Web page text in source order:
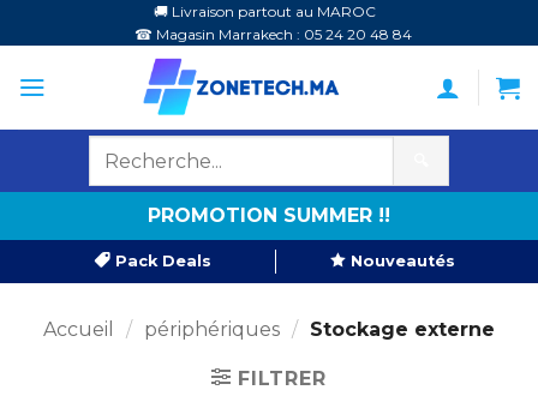
au
contenu
🚚 Livraison partout au MAROC
☎ Magasin Marrakech : 05 24 20 48 84
PROMOTION SUMMER !!
Pack Deals Nouveautés
Accueil / périphériques / Stockage externe
FILTRER